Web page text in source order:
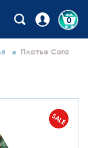
0
Платье Cora
SALE